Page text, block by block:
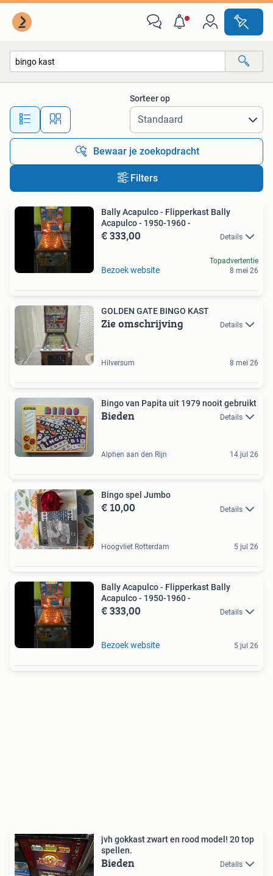
Alle afstanden…
Sorteer op
Bewaar je zoekopdracht
Filters
Bally Acapulco - Flipperkast Bally
Acapulco - 1950-1960 -
€ 333,00 Details
Bezoek website
Topadvertentie
8 mei 26
GOLDEN GATE BINGO KAST
Zie omschrijving Details
Hilversum 8 mei 26
Bingo van Papita uit 1979 nooit gebruikt
Bieden Details
Alphen aan den Rijn 14 jul 26
Bingo spel Jumbo
€ 10,00 Details
Hoogvliet Rotterdam 5 jul 26
Bally Acapulco - Flipperkast Bally
Acapulco - 1950-1960 -
€ 333,00 Details
Bezoek website 5 jul 26
jvh gokkast zwart en rood model! 20 top
spellen.
Bieden Details